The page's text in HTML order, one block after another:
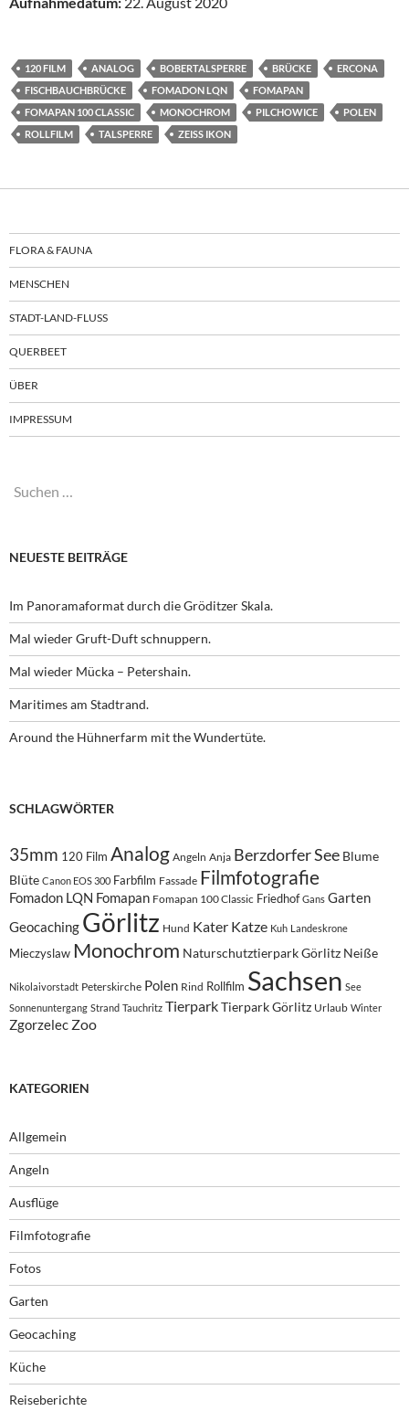
120 FILM ANALOG BOBERTALSPERRE BRÜCKE
ERCONA
FISCHBAUCHBRÜCKE
FOMADON LQN
FOMAPAN
FOMAPAN 100 CLASSIC
MONOCHROM PILCHOWICE
POLEN
ROLLFILM
TALSPERRE ZEISS IKON
FLORA & FAUNA
MENSCHEN
STADT-LAND-FLUSS
QUERBEET
ÜBER
IMPRESSUM
Suchen
NEUESTE BEITRÄGE
Im Panoramaformat durch die Gröditzer Skala.
Mal wieder Gruft-Duft schnuppern.
Mal wieder Mücka – Petershain.
Maritimes am Stadtrand.
Around the Hühnerfarm mit the Wundertüte.
SCHLAGWÖRTER
35mm 120 Film Analog Angeln Anja Berzdorfer See Blume
Blüte Canon EOS 300 Farbfilm Fassade Filmfotografie
Fomadon LQN Fomapan Fomapan 100 Classic Friedhof Gans Garten
Geocaching Görlitz Hund Kater Katze Kuh Landeskrone
Mieczyslaw Monochrom Naturschutztierpark Görlitz Neiße
Nikolaivorstadt Peterskirche Polen Rind Rollfilm Sachsen See
Sonnenuntergang Strand Tauchritz TierparkTierpark Görlitz Urlaub Winter
Zgorzelec Zoo
KATEGORIEN
Allgemein
Angeln
Ausflüge
Filmfotografie
Fotos
Garten
Geocaching
Küche
Reiseberichte